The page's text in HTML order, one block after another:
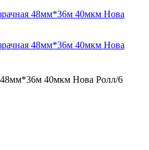
40мкм Нова Ролл/6